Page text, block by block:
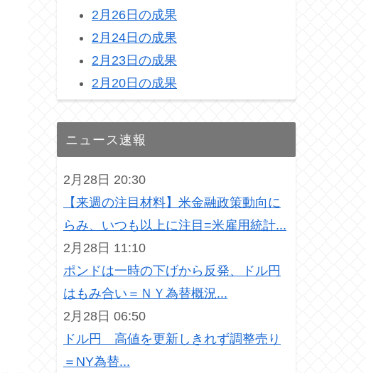
2月26日の成果
2月24日の成果
2月23日の成果
2月20日の成果
ニュース速報
2月28日 20:30
【来週の注目材料】米金融政策動向に
らみ、いつも以上に注目=米雇用統計...
2月28日 11:10
ポンドは一時の下げから反発、ドル円
はもみ合い＝ＮＹ為替概況...
2月28日 06:50
ドル円 高値を更新しきれず調整売り
＝NY為替...